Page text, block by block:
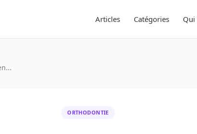
Articles Catégories Qui
ORTHODONTIE